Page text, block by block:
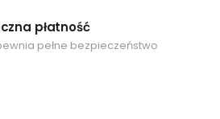
płatność
pełne bezpieczeństwo